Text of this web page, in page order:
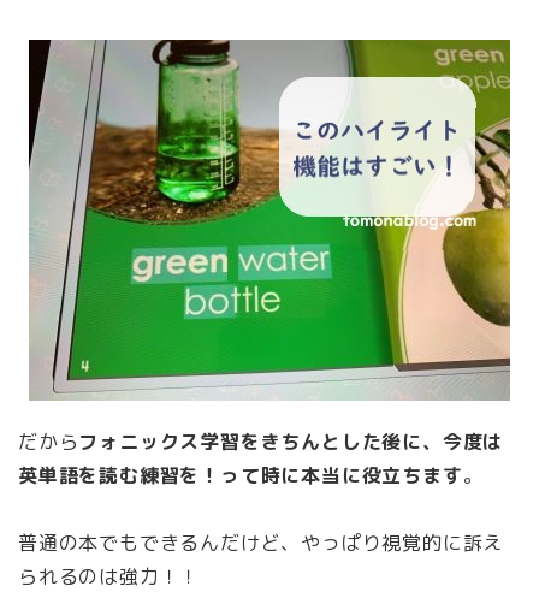
だからフォニックス学習をきちんとした後に、今度は
英単語を読む練習を！って時に本当に役立ちます。
普通の本でもできるんだけど、やっぱり視覚的に訴え
られるのは強力！！